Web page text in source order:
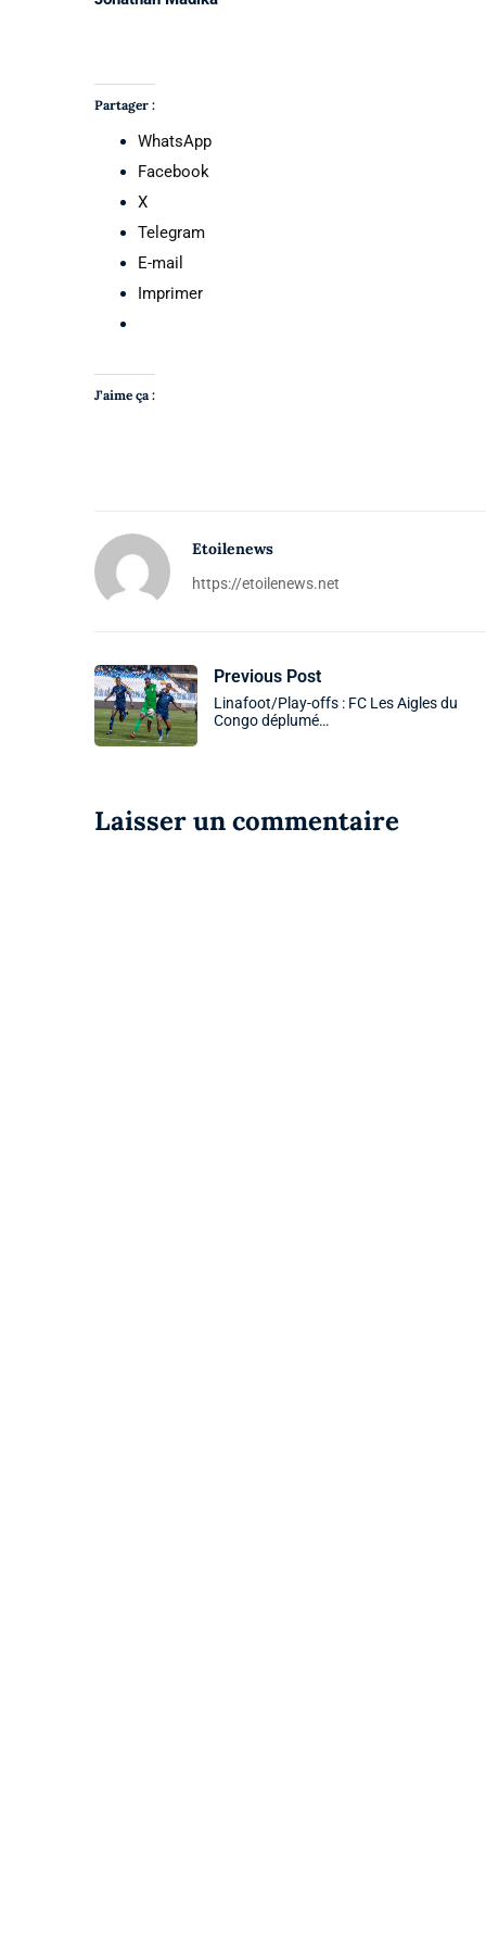
Partager :
WhatsApp
Facebook
X
Telegram
E-mail
Imprimer
J’aime ça :
Etoilenews
https://etoilenews.net
Previous Post
Linafoot/Play-offs : FC Les Aigles du
Congo déplumé…
Laisser un commentaire